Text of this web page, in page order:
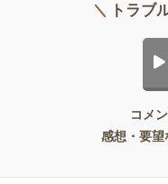
トラブ
コメ
感想・要望